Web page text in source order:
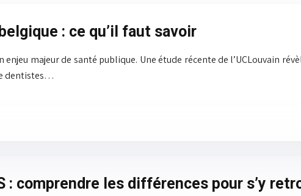
: ce qu’il faut savoir
majeur de santé publique. Une étude récente de l’UCLouvain
dentistes…
: comprendre les différences pour s’y